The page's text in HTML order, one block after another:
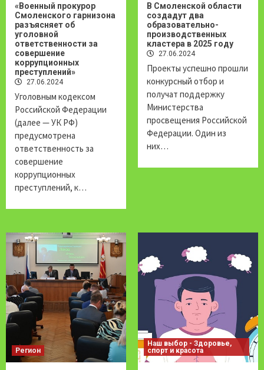
«Военный прокурор
Смоленского гарнизона
разъясняет об
уголовной
ответственности за
совершение
коррупционных
преступлений»
27.06.2024
Уголовным кодексом
Российской Федерации
(далее — УК РФ)
предусмотрена
ответственность за
совершение
коррупционных
преступлений, к…
В Смоленской области
создадут два
образовательно-
производственных
кластера в 2025 году
27.06.2024
Проекты успешно прошли
конкурсный отбор и
получат поддержку
Министерства
просвещения Российской
Федерации. Один из
них…
Регион
Наш выбор - Здоровье,
спорт и красота